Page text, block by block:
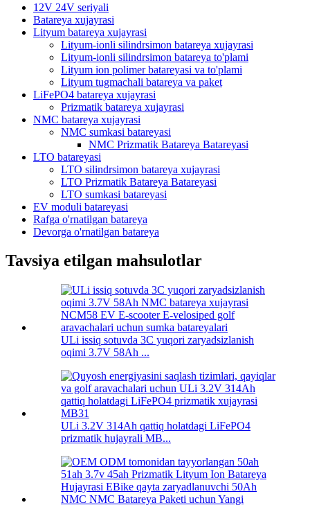
12V 24V seriyali
Batareya xujayrasi
Lityum batareya xujayrasi
Lityum-ionli silindrsimon batareya xujayrasi
Lityum-ionli silindrsimon batareya to'plami
Lityum ion polimer batareyasi va to'plami
Lityum tugmachali batareya va paket
LiFePO4 batareya xujayrasi
Prizmatik batareya xujayrasi
NMC batareya xujayrasi
NMC sumkasi batareyasi
NMC Prizmatik Batareya Batareyasi
LTO batareyasi
LTO silindrsimon batareya xujayrasi
LTO Prizmatik Batareya Batareyasi
LTO sumkasi batareyasi
EV moduli batareyasi
Rafga o'rnatilgan batareya
Devorga o'rnatilgan batareya
Tavsiya etilgan mahsulotlar
ULi issiq sotuvda 3C yuqori zaryadsizlanish
oqimi 3.7V 58Ah ...
ULi 3.2V 314Ah qattiq holatdagi LiFePO4
prizmatik hujayrali MB...